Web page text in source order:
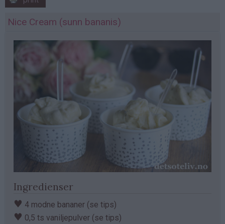
Nice Cream (sunn bananis)
Ingredienser
♥ 4 modne bananer (se tips)
♥ 0,5 ts vaniljepulver (se tips)